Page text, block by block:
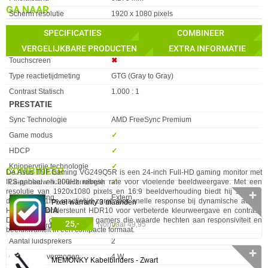
De Asus TUF Gaming VG249Q5R is een 24-inch Full-HD gaming monitor met
IPS-paneel en 200Hz refresh rate voor vloeiende beeldweergave. Met een
resolutie van 1920x1080 pixels en 16:9 beeldverhouding biedt hij scherpe
details. De 1ms reactietijd zorgt voor snelle response bij dynamische acties.
Het display ondersteunt HDR10 voor verbeterde kleurweergave en contrast.
Dit model is geschikt voor gamers die waarde hechten aan responsiviteit en
beeldkwaliteit in een compacte formaat.
GA NAAR
SPECIFICATIES
COMBINEER
VERGELIJKBARE PRODUCTEN
EXTRA INFORMATIE
Scherm resolutie
1920 x 1080 pixels
sRGB-dekking (gemiddeld)
100 procent
Touchscreen
✖︎
Type reactietijdmeting
GTG (Gray to Gray)
Contrast Statisch
1.000 : 1
PRESTATIE
Eigenschap Waarde
Sync Technologie
AMD FreeSync Premium
Game modus
✓︎
HDCP
✓︎
Knippervrije technologie
✓︎
Laag-blauw-licht-technologie
✓︎
Soort voeding
Extern
MULTIMEDIA
Eigenschap Waarde
Geintegreerde Speakers
✓︎
Aantal luidsprekers
2
Gemiddeld vermogen
4 W
COMBINEER
Pixel warranty 3 maanden
25,- Normaal 49,95
✛
MEMONKY Kabelbinders - Zwart
✛